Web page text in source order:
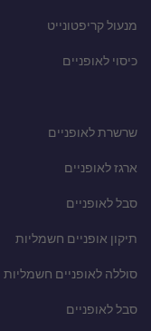
מנעול קריפטונייט
כיסוי לאופניים
שרשרת לאופניים
ארגז לאופניים
סבל לאופניים
תיקון אופניים חשמליות
סוללה לאופניים חשמליות
סבל לאופניים